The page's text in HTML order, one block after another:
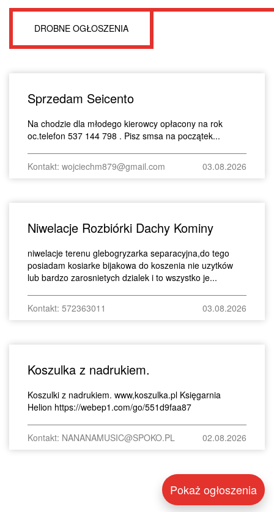
DROBNE OGŁOSZENIA
Sprzedam Seicento
Na chodzie dla młodego kierowcy opłacony na rok
oc.telefon 537 144 798 . Pisz smsa na początek...
Kontakt: wojciechm879@gmail.com 03.08.2026
Niwelacje Rozbiórki Dachy Kominy
niwelacje terenu glebogryzarka separacyjna,do tego
posiadam kosiarke bijakowa do koszenia nie uzytków
lub bardzo zarosnietych dzialek i to wszystko je...
Kontakt: 572363011 03.08.2026
Koszulka z nadrukiem.
Koszulki z nadrukiem. www,koszulka.pl Księgarnia
Helion https://webep1.com/go/551d9faa87
Kontakt: NANANAMUSIC@SPOKO.PL 02.08.2026
Pokaż ogłoszenia